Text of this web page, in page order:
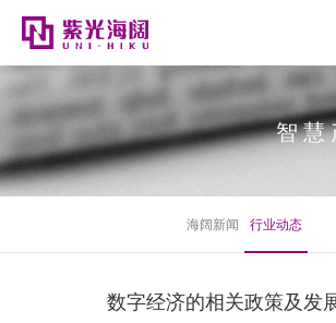
智
海阔新闻 行业动态
数字经济的相关政策及发